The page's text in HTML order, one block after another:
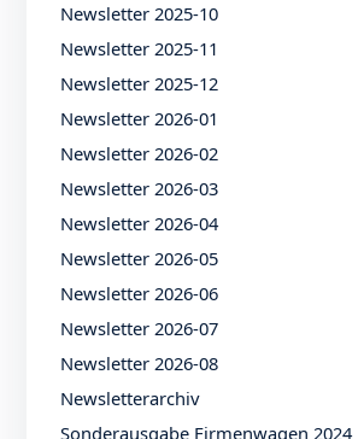
Newsletter 2025-10
Newsletter 2025-11
Newsletter 2025-12
Newsletter 2026-01
Newsletter 2026-02
Newsletter 2026-03
Newsletter 2026-04
Newsletter 2026-05
Newsletter 2026-06
Newsletter 2026-07
Newsletter 2026-08
Newsletterarchiv
Sonderausgabe Firmenwagen 2024